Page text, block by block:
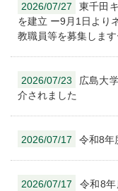
2026/07/27
東千田
を建立 ー9月1日より
教職員等を募集します
2026/07/23
広島大
介されました
2026/07/17 令和8年
2026/07/17
令和8